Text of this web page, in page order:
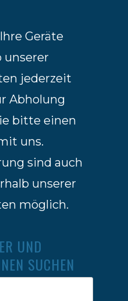
Geräte
unserer
jederzeit
Abholung
bitte einen
uns.
sind auch
unserer
möglich.
UND
SUCHEN